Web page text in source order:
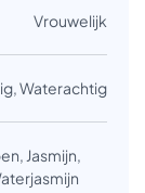
Vrouwelijk
Waterachtig
Jasmijn,